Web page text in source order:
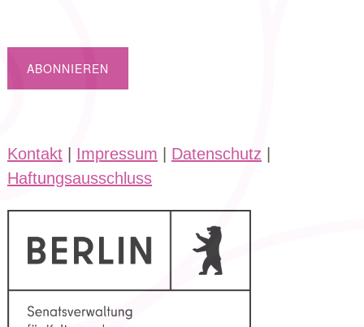
Kontakt| Impressum Datenschutz
Haftungsausschluss